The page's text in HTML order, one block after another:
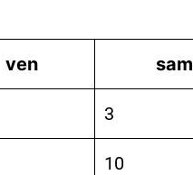
ven sam
3
10